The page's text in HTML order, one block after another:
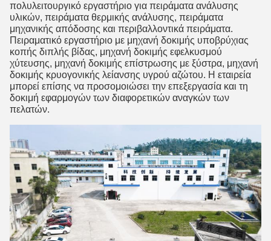
πολυλειτουργικό εργαστήριο για πειράματα ανάλυσης
υλικών, πειράματα θερμικής ανάλυσης, πειράματα
μηχανικής απόδοσης και περιβαλλοντικά πειράματα.
Πειραματικό εργαστήριο με μηχανή δοκιμής υποβρύχιας
κοπής διπλής βίδας, μηχανή δοκιμής εφελκυσμού
χύτευσης, μηχανή δοκιμής επίστρωσης με ξύστρα, μηχανή
δοκιμής κρυογονικής λείανσης υγρού αζώτου. Η εταιρεία
μπορεί επίσης να προσομοιώσει την επεξεργασία και τη
δοκιμή εφαρμογών των διαφορετικών αναγκών των
πελατών.